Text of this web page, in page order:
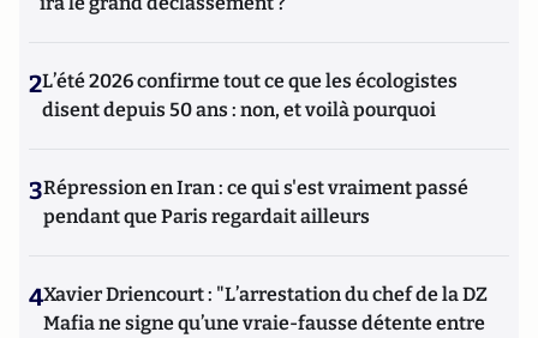
2L’été 2026 confirme tout ce que les écologistes
disent depuis 50 ans : non, et voilà pourquoi
3Répression en Iran : ce qui s'est vraiment passé
pendant que Paris regardait ailleurs
4Xavier Driencourt : "L’arrestation du chef de la DZ
Mafia ne signe qu’une vraie-fausse détente entre